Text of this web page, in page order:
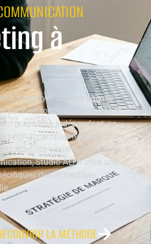
à
s’appuyer sur une agence
pour renforcer leur visibilité et
graphique indépendant, se
pour accompagner les acteurs
l’identité visuelle, la création de
Studio ALTA offre une
des entreprises,
LA MÉTHODE